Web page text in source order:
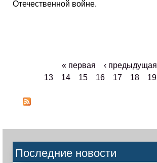
Отечественной войне.
Pages
« первая ‹ предыдущая
13
14 15 16 17 18 19
Последние новости